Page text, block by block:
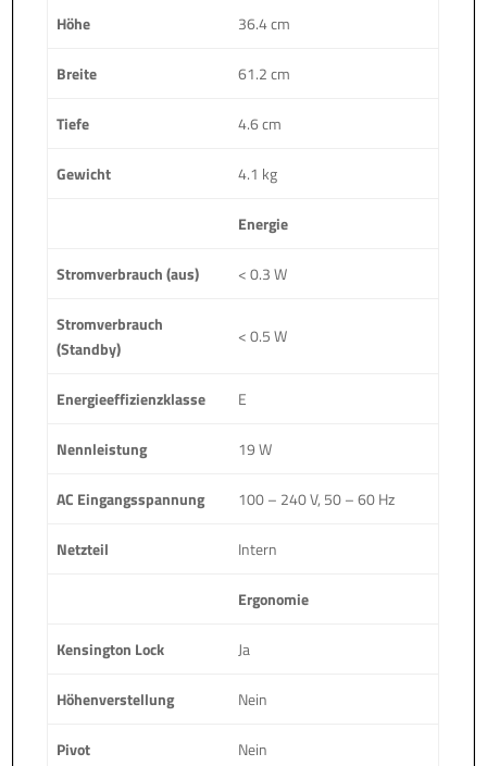
Höhe 36.4 cm
Breite 61.2 cm
Tiefe 4.6 cm
Gewicht 4.1 kg
Energie
Stromverbrauch (aus) < 0.3 W
Stromverbrauch
(Standby)
< 0.5 W
Energieeffizienzklasse E
Nennleistung 19 W
AC Eingangsspannung 100 – 240 V, 50 – 60 Hz
Netzteil Intern
Ergonomie
Kensington Lock Ja
Höhenverstellung Nein
Pivot Nein